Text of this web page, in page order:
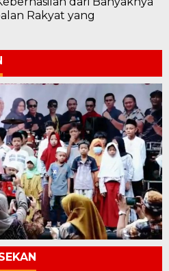
Rakyat yang